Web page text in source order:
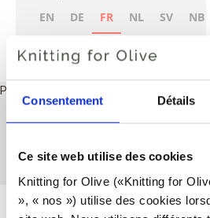
Consentement Détails
Ce site web utilise des cookies
Knitting for Olive («Knitting for
», « nos ») utilise des cookies
EN DE FR NL SV NB
Panier
Votre panier est
Accessoires